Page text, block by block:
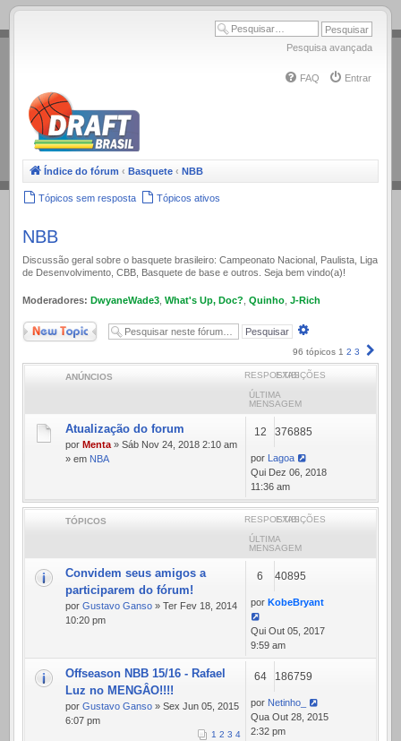
.
Pesquisa avançada
FAQ Entrar
Índice do fórum ‹ Basquete ‹ NBB
Tópicos sem resposta Tópicos ativos
NBB
Discussão geral sobre o basquete brasileiro: Campeonato Nacional, Paulista, Liga
de Desenvolvimento, CBB, Basquete de base e outros. Seja bem vindo(a)!
Moderadores: DwyaneWade3 What's Up, Doc? Quinho J-Rich
Novo Tópico
96 tópicos 1 2 3
ANÚNCIOS RESPOSTASEXIBIÇÕES
ÚLTIMA
MENSAGEM
Atualização do forum
por Menta » Sáb Nov 24, 2018 2:10 am
» em NBA
12 376885
por
Lagoa
Qui Dez 06, 2018
11:36 am
TÓPICOS RESPOSTASEXIBIÇÕES
ÚLTIMA
MENSAGEM
Convidem seus amigos a
participarem do fórum!
por Gustavo Ganso » Ter Fev 18, 2014
10:20 pm
6 40895
por KobeBryant
Qui Out 05, 2017
9:59 am
Offseason NBB 15/16 - Rafael
Luz no MENGÂO!!!!
por Gustavo Ganso » Sex Jun 05, 2015
6:07 pm
1 2 3 4
64 186759
por Netinho_
Qua Out 28, 2015
2:32 pm